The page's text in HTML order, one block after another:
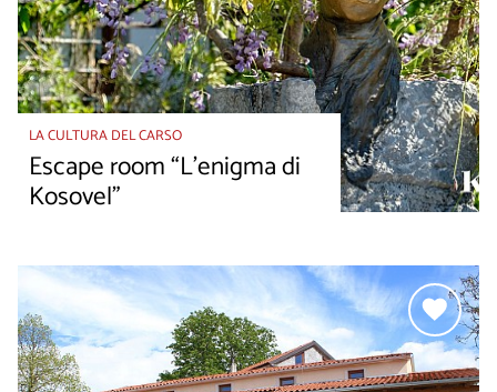
LA CULTURA DEL CARSO
Escape room “L’enigma di
Kosovel”